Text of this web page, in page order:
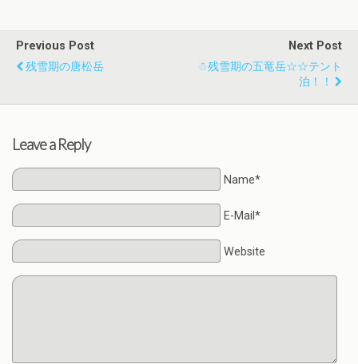
Previous Post
残雪期の唐松岳
Next Post
☃残雪期の五竜岳☆☆テント
泊！！
Leave a Reply
Name*
E-Mail*
Website